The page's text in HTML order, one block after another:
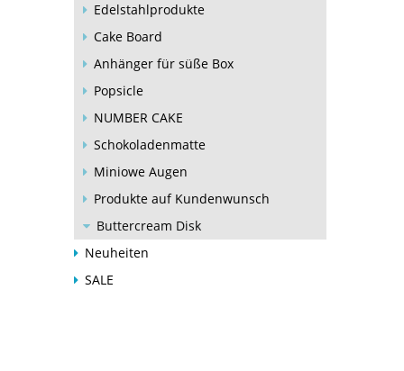
Edelstahlprodukte
Cake Board
Anhänger für süße Box
Popsicle
NUMBER CAKE
Schokoladenmatte
Miniowe Augen
Produkte auf Kundenwunsch
Buttercream Disk
Neuheiten
SALE